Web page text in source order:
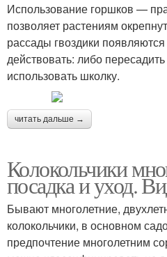
Использование горшков —
позволяет растениям
рассады гвоздики
действовать: либо
использовать школку.
читать дальше →
Колокольчики
посадка и уход.
Бывают многолетние,
колокольчики, в основном
предпочтение многолетним